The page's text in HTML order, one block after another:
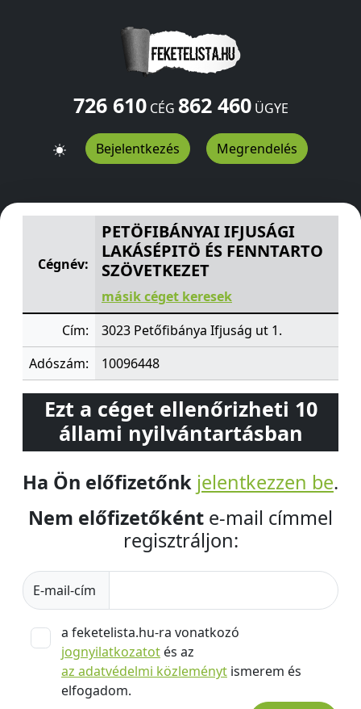
726 610CÉG 862 460ÜGYE
Bejelentkezés Megrendelés
PETÖFIBÁNYAI IFJUSÁGI LAKÁSÉPITÖ ÉS FENNTARTO
Cégnév:
PETÖFIBÁNYAI IFJUSÁGI
LAKÁSÉPITÖ ÉS FENNTARTO
SZÖVETKEZET
másik céget keresek
Cím:
3023 Petőfibánya Ifjuság ut 1.
Adószám:
10096448
Ezt a céget ellenőrizheti 10
állami nyilvántartásban
Ha Ön előfizetőnk jelentkezzen be.
Nem előfizetőként e-mail címmel
regisztráljon:
E-mail-cím
a feketelista.hu-ra vonatkozó
jognyilatkozatot és az
az adatvédelmi közleményt ismerem és
elfogadom.